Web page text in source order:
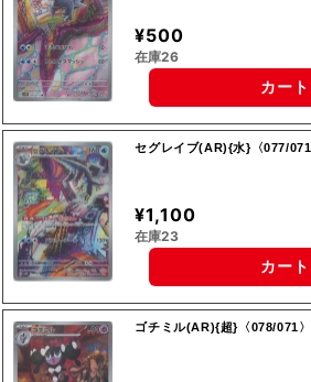
¥500
在庫26
カー
セグレイブ(AR){水}〈077/
¥1,100
在庫23
カー
ゴチミル(AR){超}〈078/071